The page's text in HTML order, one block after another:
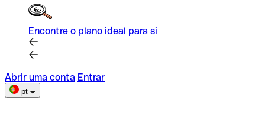
Encontre o plano ideal para si
Abrir uma conta Entrar
pt